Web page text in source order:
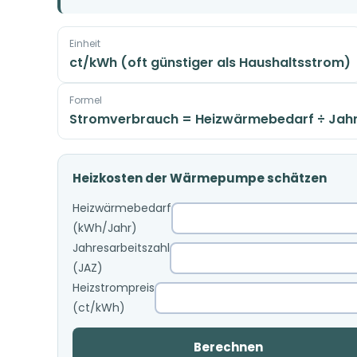
Einheit
ct/kWh (oft günstiger als Haushaltsstrom)
Formel
Stromverbrauch = Heizwärmebedarf ÷
Heizkosten der Wärmepumpe schätzen
Heizwärmebedarf
(kWh/Jahr)
Jahresarbeitszahl
(JAZ)
Heizstrompreis
(ct/kWh)
Berechnen